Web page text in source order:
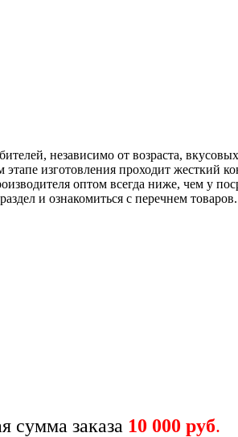
независимо от возраста,
изготовления проходит жесткий
оптом всегда ниже, чем у
и ознакомиться с перечнем товаров.
сумма заказа 10 000 руб.